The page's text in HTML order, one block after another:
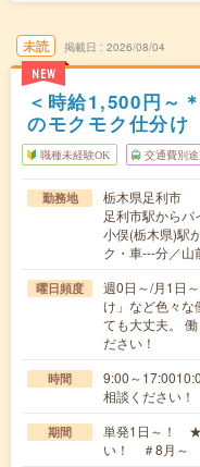
未読
NEW
掲載日 2026/08/04
＜時給1,500円～
のモクモク仕分け
職種未経験OK 交通費別途
勤務地
栃木県足利市
足利市駅から
小俣(栃木県)駅
ク・車---分／
曜日頻度
週0日～/月1日
け」など色々
ても大丈夫。
ださい！
時間
9:00～
相談ください！
期間
単発1日～！ ★
い！ ＃8月～